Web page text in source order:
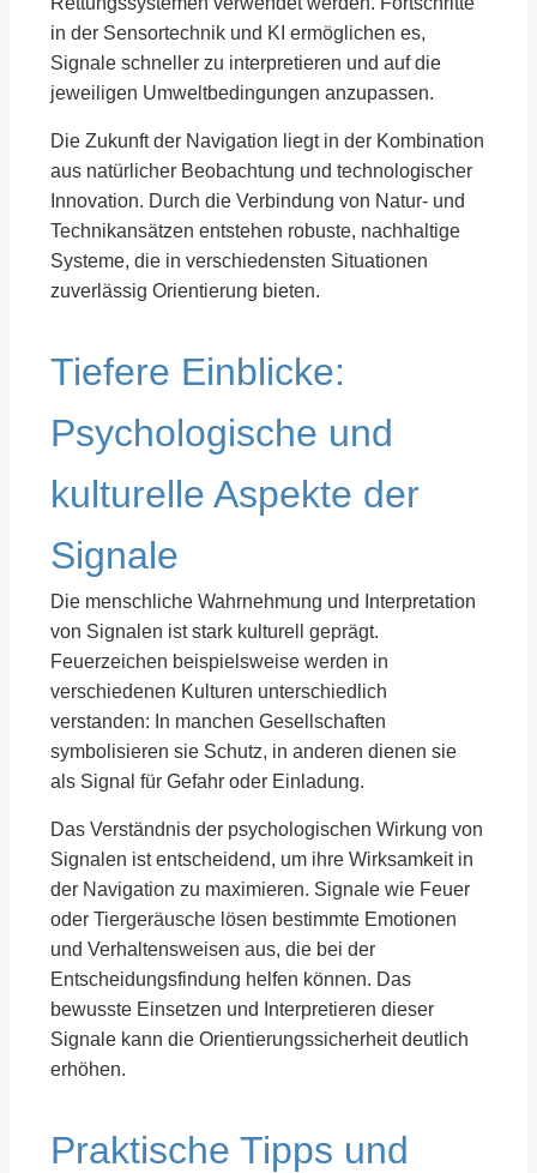
in der Sensortechnik und KI ermöglichen es,
Signale schneller zu interpretieren und auf die
jeweiligen Umweltbedingungen anzupassen.
Die Zukunft der Navigation liegt in der Kombination
aus natürlicher Beobachtung und technologischer
Innovation. Durch die Verbindung von Natur- und
Technikansätzen entstehen robuste, nachhaltige
Systeme, die in verschiedensten Situationen
zuverlässig Orientierung bieten.
Tiefere Einblicke:
Psychologische und
kulturelle Aspekte der
Signale
Die menschliche Wahrnehmung und Interpretation
von Signalen ist stark kulturell geprägt.
Feuerzeichen beispielsweise werden in
verschiedenen Kulturen unterschiedlich
verstanden: In manchen Gesellschaften
symbolisieren sie Schutz, in anderen dienen sie
als Signal für Gefahr oder Einladung.
Das Verständnis der psychologischen Wirkung von
Signalen ist entscheidend, um ihre Wirksamkeit in
der Navigation zu maximieren. Signale wie Feuer
oder Tiergeräusche lösen bestimmte Emotionen
und Verhaltensweisen aus, die bei der
Entscheidungsfindung helfen können. Das
bewusste Einsetzen und Interpretieren dieser
Signale kann die Orientierungssicherheit deutlich
erhöhen.
Praktische Tipps und